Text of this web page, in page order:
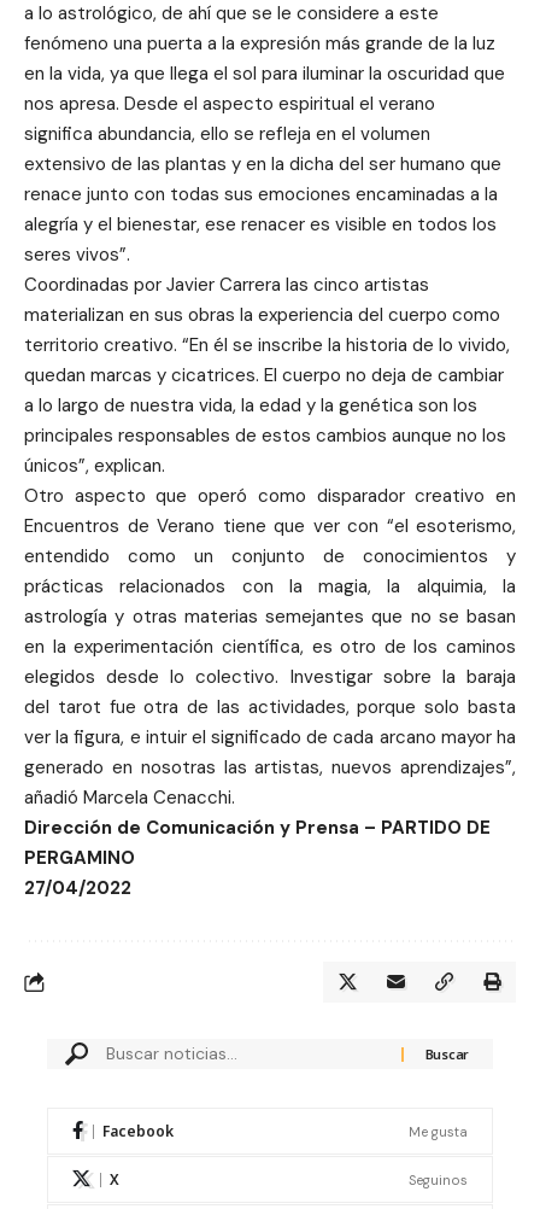
a lo astrológico, de ahí que se le considere a este
fenómeno una puerta a la expresión más grande de la luz
en la vida, ya que llega el sol para iluminar la oscuridad que
nos apresa. Desde el aspecto espiritual el verano
significa abundancia, ello se refleja en el volumen
extensivo de las plantas y en la dicha del ser humano que
renace junto con todas sus emociones encaminadas a la
alegría y el bienestar, ese renacer es visible en todos los
seres vivos”.
Coordinadas por Javier Carrera las cinco artistas
materializan en sus obras la experiencia del cuerpo como
territorio creativo. “En él se inscribe la historia de lo vivido,
quedan marcas y cicatrices. El cuerpo no deja de cambiar
a lo largo de nuestra vida, la edad y la genética son los
principales responsables de estos cambios aunque no los
únicos”, explican.
Otro aspecto que operó como disparador creativo en
Encuentros de Verano tiene que ver con “el esoterismo,
entendido como un conjunto de conocimientos y
prácticas relacionados con la magia, la alquimia, la
astrología y otras materias semejantes que no se basan
en la experimentación científica, es otro de los caminos
elegidos desde lo colectivo. Investigar sobre la baraja
del tarot fue otra de las actividades, porque solo basta
ver la figura, e intuir el significado de cada arcano mayor ha
generado en nosotras las artistas, nuevos aprendizajes”,
añadió Marcela Cenacchi.
Dirección de Comunicación y Prensa – PARTIDO DE
PERGAMINO
27/04/2022
Facebook Me gusta
X Seguinos